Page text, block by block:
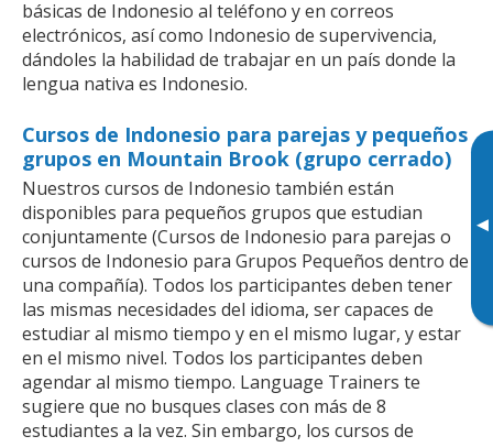
▸
básicas de Indonesio al teléfono y en correos
electrónicos, así como Indonesio de supervivencia,
dándoles la habilidad de trabajar en un país donde la
lengua nativa es Indonesio.
Cursos de Indonesio para parejas y pequeños
grupos en Mountain Brook (grupo cerrado)
Nuestros cursos de Indonesio también están
disponibles para pequeños grupos que estudian
conjuntamente (Cursos de Indonesio para parejas o
cursos de Indonesio para Grupos Pequeños dentro de
una compañía). Todos los participantes deben tener
las mismas necesidades del idioma, ser capaces de
estudiar al mismo tiempo y en el mismo lugar, y estar
en el mismo nivel. Todos los participantes deben
agendar al mismo tiempo. Language Trainers te
sugiere que no busques clases con más de 8
estudiantes a la vez. Sin embargo, los cursos de